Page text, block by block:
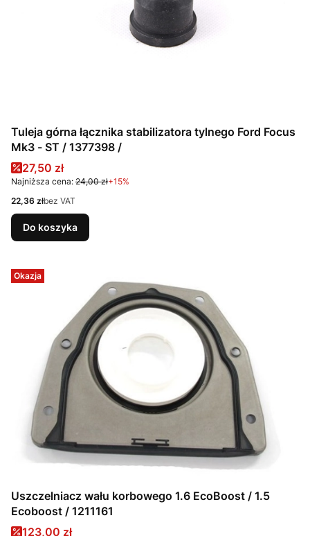
Tuleja górna łącznika stabilizatora tylnego Ford Focus
Mk3 - ST / 1377398 /
Cena promocyjna
27,50 zł
Najniższa cena: 24,00 zł+15%
Cena
22,36 złbez VAT
Do koszyka
Okazja
Uszczelniacz wału korbowego 1.6 EcoBoost / 1.5
Ecoboost / 1211161
Cena promocyjna
123,00 zł